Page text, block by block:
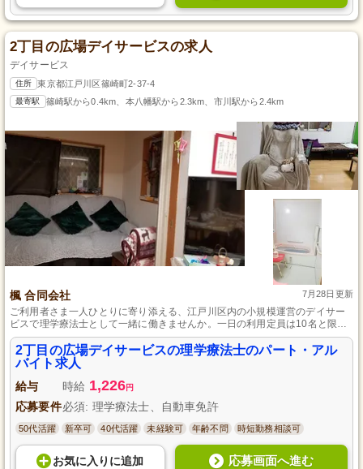
2丁目の広場デイサービスの求人
デイサービス
住所 東京都江戸川区篠崎町2-37-4
最寄駅 篠崎駅から0.4km、本八幡駅から2.3km、市川駅から2.4km
楓 合同会社 7月28日更新
ご利用者さま一人ひとりに寄り添える、江戸川区内の小規模運営のデイサー
ビスで理学療法士として一緒に働きませんか。一日の利用定員は10名と限ら
れており、じっくりとケアに向き合える環境です。理学療法士の資格と自動
車免許があれば、未経験でもチャレンジできます。多職種との連携があり、
患者様一人ひとりの自立を支援するやりがいのある仕事です。ご応募お待ち
しております。
2丁目の広場デイサービスの理学療法士のパート・アル
バイト求人
給与 時給 1,226円
応募要件必須: 理学療法士、自動車免許
50代活躍 新卒可 40代活躍 未経験可 年齢不問 時短勤務相談可
お気に入り に追加 応募画面へ進む